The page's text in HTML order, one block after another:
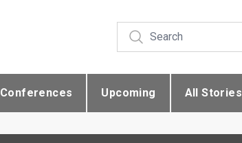
Conferences Upcoming All Stories